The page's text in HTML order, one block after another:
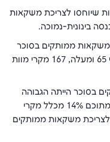
(כ-76%) מקרי מוות שיוחסו לצריכת משקאות
בינונית-נמוכה.
ממותקים בסוכר
הייתה הגבוהה ביותר בקרב מבוגרים בגילאי 65 ומעלה, 167 מקרי מוות
בסוכר הייתה הגבוהה
ביותר בקרב מבוגרים בגילאי 44-20, אשר מתוכם 14% מכלל מקרי
משקאות ממותקים